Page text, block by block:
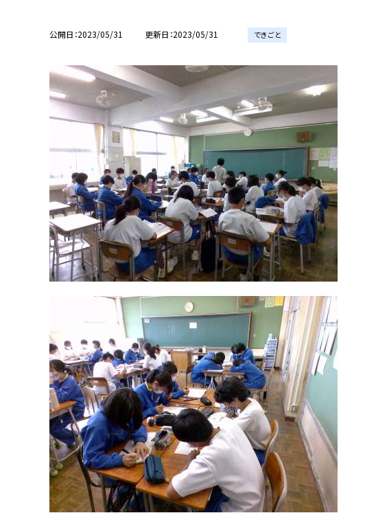
公開日 2023/05/31 更新日 2023/05/31 できごと